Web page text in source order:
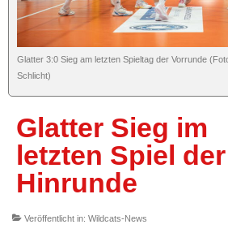
Heimspiele »
Tickets
Fanshop
Sponsoren/Förderer »
Unsere Sponsoren
Glatter 3:0 Sieg am letzten Spieltag der Vorrunde
Schlicht)
Glatter Sieg im
letzten Spiel der
Hinrunde
Veröffentlicht in: Wildcats-News